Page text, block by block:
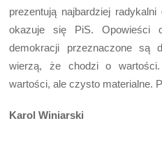
prezentują najbardziej
okazuje się PiS. Opowieści
demokracji przeznaczone są
wierzą, że chodzi o
wartości, ale czysto materialne.
Karol Winiarski